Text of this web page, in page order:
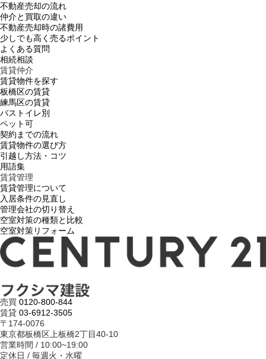
不動産売却の流れ
仲介と買取の違い
不動産売却時の諸費用
少しでも高く売るポイント
よくある質問
相続相談
賃貸仲介
賃貸物件を探す
板橋区の賃貸
練馬区の賃貸
バストイレ別
ペット可
契約までの流れ
賃貸物件の選び方
引越し方法・コツ
用語集
賃貸管理
賃貸管理について
入居条件の見直し
管理会社の切り替え
空室対策の種類と比較
空室対策リフォーム
売買 0120-800-844
賃貸 03-6912-3505
〒174-0076
東京都板橋区上板橋2丁目40-10
営業時間 / 10:00~19:00
定休日 / 毎週火・水曜